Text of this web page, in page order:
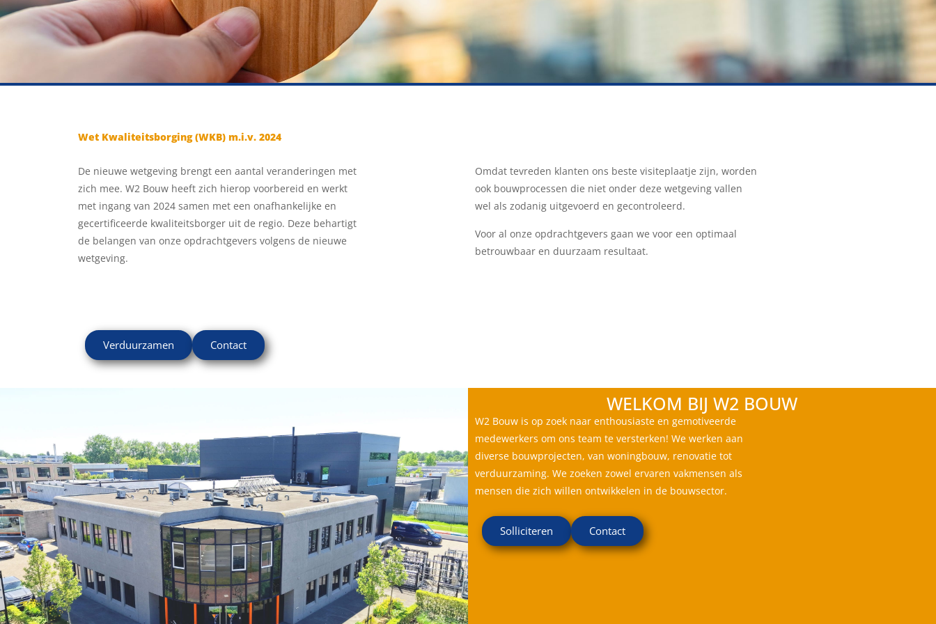
Wet Kwaliteitsborging (WKB) m.i.v. 2024
De nieuwe wetgeving brengt een aantal veranderingen met
zich mee. W2 Bouw heeft zich hierop voorbereid en werkt
met ingang van 2024 samen met een onafhankelijke en
gecertificeerde kwaliteitsborger uit de regio. Deze behartigt
de belangen van onze opdrachtgevers volgens de nieuwe
wetgeving.
Omdat tevreden klanten ons beste visiteplaatje zijn, worden
ook bouwprocessen die niet onder deze wetgeving vallen
wel als zodanig uitgevoerd en gecontroleerd.
Voor al onze opdrachtgevers gaan we voor een optimaal
betrouwbaar en duurzaam resultaat.
Verduurzamen Contact
WELKOM BIJ W2 BOUW
W2 Bouw is op zoek naar enthousiaste en gemotiveerde
medewerkers om ons team te versterken! We werken aan
diverse bouwprojecten, van woningbouw, renovatie tot
verduurzaming. We zoeken zowel ervaren vakmensen als
mensen die zich willen ontwikkelen in de bouwsector.
Solliciteren Contact